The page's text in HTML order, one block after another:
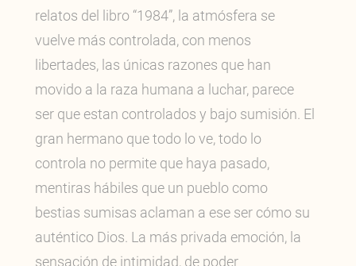
relatos del libro “1984”, la atmósfera se
vuelve más controlada, con menos
libertades, las únicas razones que han
movido a la raza humana a luchar, parece
ser que estan controlados y bajo sumisión. El
gran hermano que todo lo ve, todo lo
controla no permite que haya pasado,
mentiras hábiles que un pueblo como
bestias sumisas aclaman a ese ser cómo su
auténtico Dios. La más privada emoción, la
sensación de intimidad, de poder